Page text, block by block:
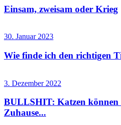
Einsam, zweisam oder Krieg
30. Januar 2023
Wie finde ich den richtigen
3. Dezember 2022
BULLSHIT: Katzen
Zuhause...